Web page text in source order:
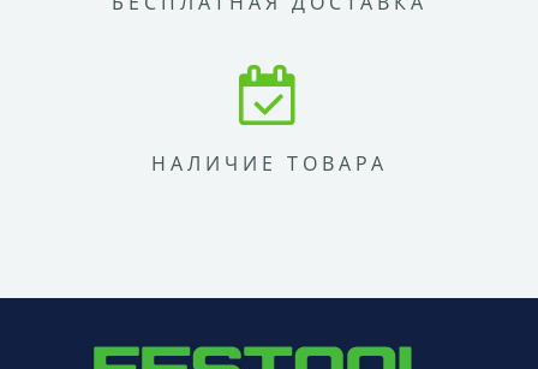
НАЛИЧИЕ ТОВАРА